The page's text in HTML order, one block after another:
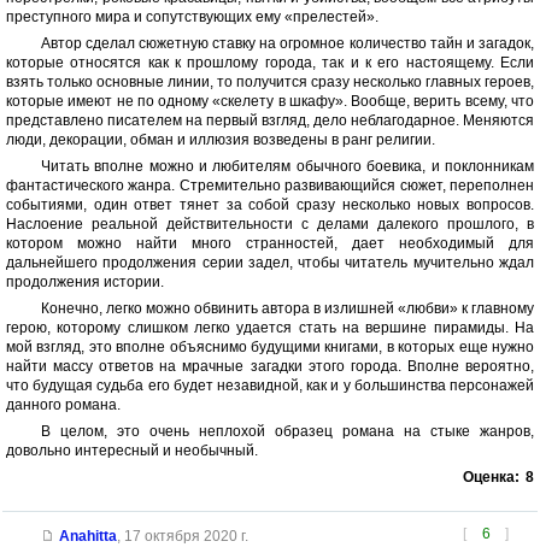
преступного мира и сопутствующих ему «прелестей».
Автор сделал сюжетную ставку на огромное количество тайн и загадок,
которые относятся как к прошлому города, так и к его настоящему. Если
взять только основные линии, то получится сразу несколько главных героев,
которые имеют не по одному «скелету в шкафу». Вообще, верить всему, что
представлено писателем на первый взгляд, дело неблагодарное. Меняются
люди, декорации, обман и иллюзия возведены в ранг религии.
Читать вполне можно и любителям обычного боевика, и поклонникам
фантастического жанра. Стремительно развивающийся сюжет, переполнен
событиями, один ответ тянет за собой сразу несколько новых вопросов.
Наслоение реальной действительности с делами далекого прошлого, в
котором можно найти много странностей, дает необходимый для
дальнейшего продолжения серии задел, чтобы читатель мучительно ждал
продолжения истории.
Конечно, легко можно обвинить автора в излишней «любви» к главному
герою, которому слишком легко удается стать на вершине пирамиды. На
мой взгляд, это вполне объяснимо будущими книгами, в которых еще нужно
найти массу ответов на мрачные загадки этого города. Вполне вероятно,
что будущая судьба его будет незавидной, как и у большинства персонажей
данного романа.
В целом, это очень неплохой образец романа на стыке жанров,
довольно интересный и необычный.
Оценка: 8
[ 6 ]
Anahitta, 17 октября 2020 г.